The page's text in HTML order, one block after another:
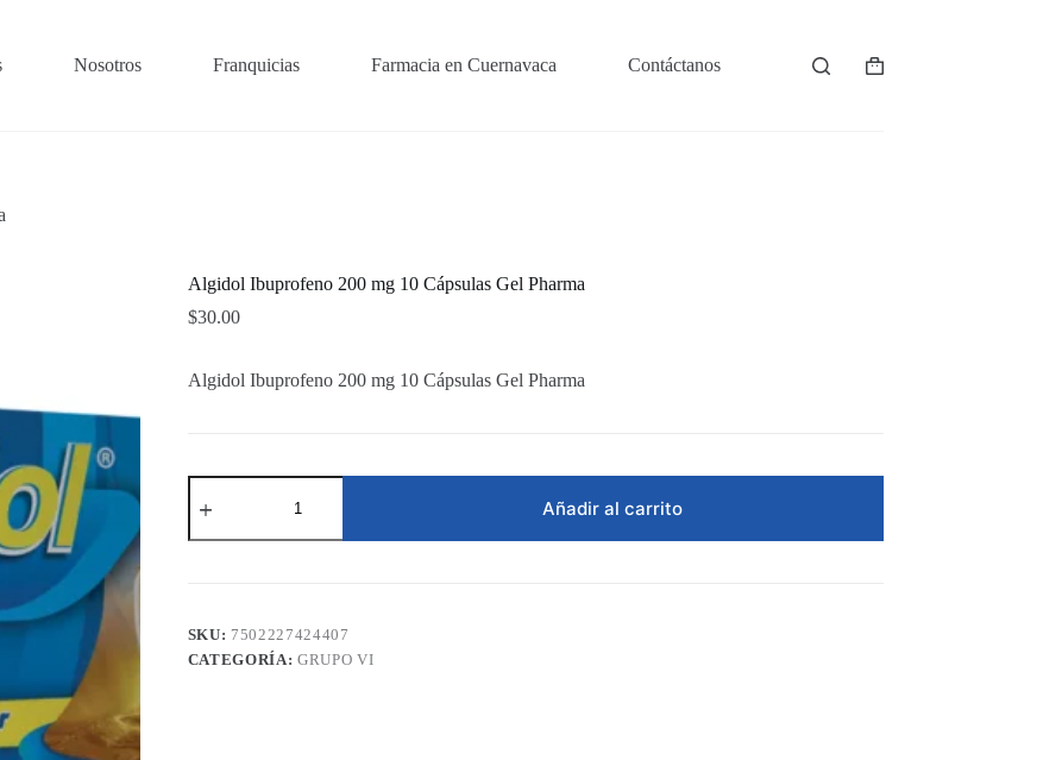
Nosotros Franquicias Farmacia en Cuernavaca Contáctanos
Shopping
Algidol Ibuprofeno 200 mg 10 Cápsulas Gel Pharma
$30.00
Algidol Ibuprofeno 200 mg 10 Cápsulas Gel Pharma
Algidol
Ibuprofeno
mg
Pharma
cantidad
Añadir al carrito
SKU: 7502227424407
CATEGORÍA: GRUPO VI